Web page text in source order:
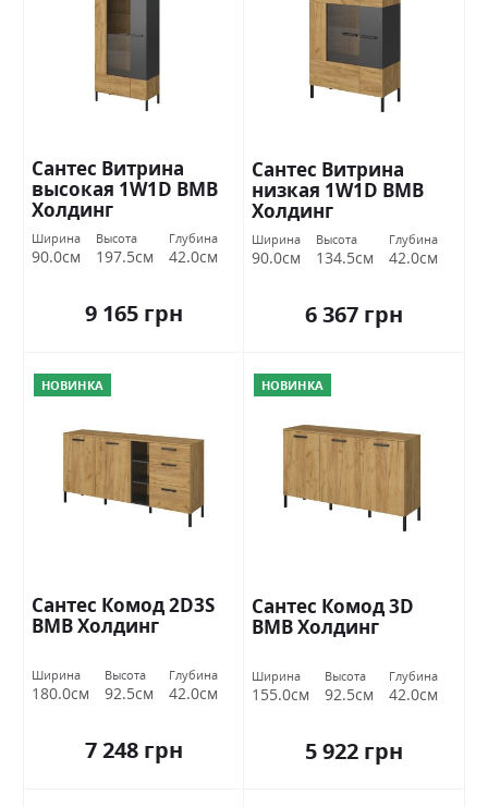
Сантес Витрина
высокая 1W1D ВМВ
Холдинг
Ширина
90.0см
Высота
197.5см
Глубина
42.0см
9 165 грн
Сантес Витрина
низкая 1W1D ВМВ
Холдинг
Ширина
90.0см
Высота
134.5см
Глубина
42.0см
6 367 грн
НОВИНКА
Сантес Комод 2D3S
ВМВ Холдинг
Ширина
180.0см
Высота
92.5см
Глубина
42.0см
7 248 грн
НОВИНКА
Сантес Комод 3D
ВМВ Холдинг
Ширина
155.0см
Высота
92.5см
Глубина
42.0см
5 922 грн